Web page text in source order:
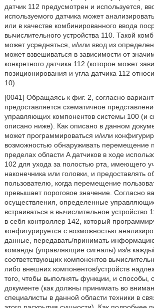
датчик 112 предусмотрен и используется,
используемого датчика может
или в качестве комбинированного ввода
вычислительного устройства 110. Такой
может усредняться, и/или ввод из
может взвешиваться в зависимости от
конкретного датчика 112 (которое может
позиционирования и угла датчика 112
10).
[0041] Обращаясь к фиг. 2, согласно
предоставляется схематичное
управляющих компонентов системы 100 (и
описано ниже). Как описано в данном
может программироваться и/или
возможностью обнаруживать перемещение
пределах области A датчиков в ходе
102 для ухода за полостью рта, имеющего
наконечника или головки, и предоставлять
пользователю, когда перемещение
превышает пороговое значение. Согласно
осуществления, определенные
встраиваться в вычислительное устройство
в себя контроллер 142, который
конфигурируется с возможностью
данные, передавать/принимать
команды (управляющие сигналы) из/в
соответствующих компонентов
либо внешних компонентов/устройств
того, чтобы выполнять функции, и способы,
документе (как должны принимать во
специалисты в данной области техники в